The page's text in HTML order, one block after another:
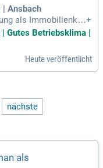
Ansbach
als Immobilienka
Bringe B
oder einer serv
und eine selbststän
dir ein sichere
zur individu
+
Gutes Betriebsklima |
Heute veröffentlicht
nächste
als